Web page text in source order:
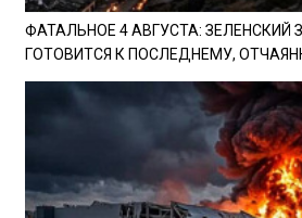
ФАТАЛЬНОЕ 4 АВГУСТА: ЗЕЛЕНСКИЙ
ГОТОВИТСЯ К ПОСЛЕДНЕМУ,